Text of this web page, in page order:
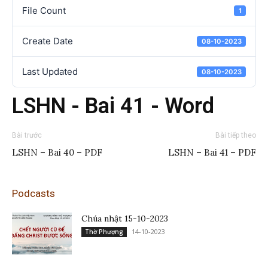
File Count 1
Create Date 08-10-2023
Last Updated 08-10-2023
LSHN - Bai 41 - Word
Bài trước
LSHN – Bai 40 – PDF
Bài tiếp theo
LSHN – Bai 41 – PDF
Podcasts
Chúa nhật 15-10-2023
Thờ Phượng 14-10-2023